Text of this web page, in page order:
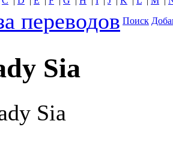
переводов Поиск
Sia